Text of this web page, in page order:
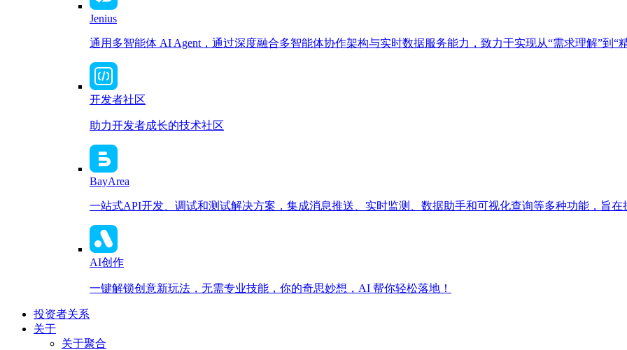
Jenius
通用多智能体 AI Agent，通过深度融合多智能体协作架构与实时数据服务能力，致力于实现从“需求理解”到“
开发者社区
助力开发者成长的技术社区
BayArea
一站式API开发、调试和测试解决方案，集成消息推送、实时监测、数据助手和可视化查询等多种功能，旨在
AI创作
一键解锁创意新玩法，无需专业技能，你的奇思妙想，AI 帮你轻松落地！
投资者关系
关于
关于聚合